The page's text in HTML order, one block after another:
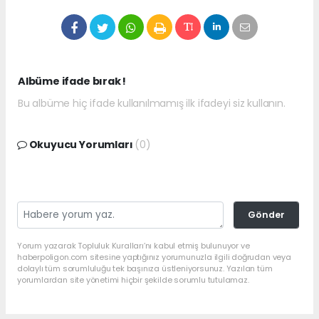
Albüme ifade bırak !
Bu albüme hiç ifade kullanılmamış ilk ifadeyi siz kullanın.
Okuyucu Yorumları (0)
Gönder
Yorum yazarak Topluluk Kuralları’nı kabul etmiş bulunuyor ve
haberpoligon.com sitesine yaptığınız yorumunuzla ilgili doğrudan veya
dolaylı tüm sorumluluğu tek başınıza üstleniyorsunuz. Yazılan tüm
yorumlardan site yönetimi hiçbir şekilde sorumlu tutulamaz.